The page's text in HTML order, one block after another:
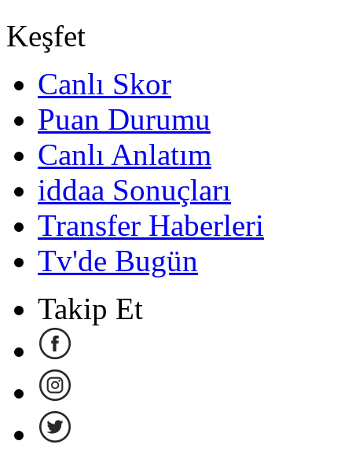
Keşfet
Canlı Skor
Puan Durumu
Canlı Anlatım
iddaa Sonuçları
Transfer Haberleri
Tv'de Bugün
Takip Et